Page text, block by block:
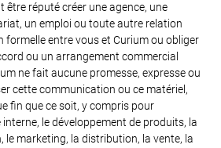
être réputé créer une agence, une
un emploi ou toute autre relation
formelle entre vous et Curium ou obliger
ou un arrangement commercial
ne fait aucune promesse, expresse ou
cette communication ou ce matériel,
fin que ce soit, y compris pour
interne, le développement de produits, la
le marketing, la distribution, la vente, la